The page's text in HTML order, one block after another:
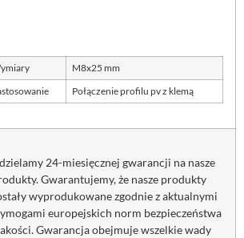
M8x25 mm
Połączenie profilu pv z klemą
24-miesięcznej gwarancji na nasze
Gwarantujemy, że nasze produkty
wyprodukowane zgodnie z aktualnymi
europejskich norm bezpieczeństwa
Gwarancja obejmuje wszelkie wady